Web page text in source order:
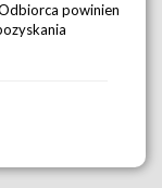
powinien